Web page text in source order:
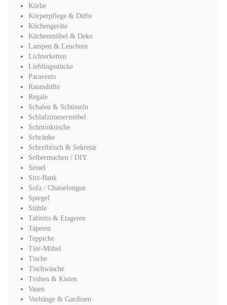
Körbe
Körperpflege & Düfte
Küchengeräte
Küchenmöbel & Deko
Lampen & Leuchten
Lichterketten
Lieblingsstücke
Paravents
Raumdüfte
Regale
Schalen & Schüsseln
Schlafzimmermöbel
Schminktische
Schränke
Schreibtisch & Sekretär
Selbermachen / DIY
Sessel
Sitz-Bank
Sofa / Chaiselongue
Spiegel
Stühle
Tabletts & Etageren
Tapeten
Teppiche
Tier-Möbel
Tische
Tischwäsche
Truhen & Kisten
Vasen
Vorhänge & Gardinen